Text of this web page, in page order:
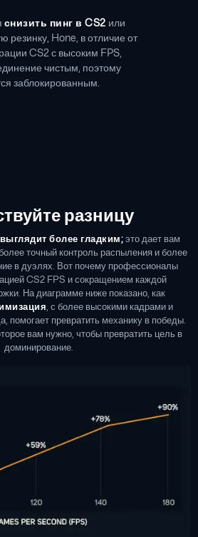
снизить пинг в CS2 или
резинку, Hone, в отличие от
CS2 с высоким FPS,
чистым, поэтому
заблокированным.
разницу
более гладким; это дает вам
точный контроль распыления и более
в дуэлях. Вот почему профессионалы
CS2 FPS и сокращением каждой
На диаграмме ниже показано, как
, с более высокими кадрами и
помогает превратить механику в победы.
вам нужно, чтобы превратить цель в
доминирование.